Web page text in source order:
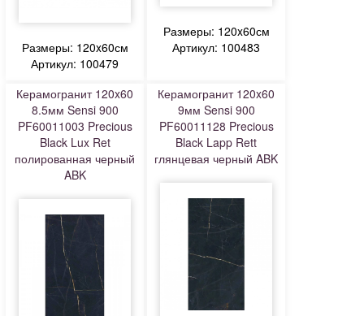
Размеры: 120x60см
Артикул: 100479
Размеры: 120x60см
Артикул: 100483
Керамогранит 120x60
8.5мм Sensi 900
PF60011003 Precious
Black Lux Ret
полированная черный
ABK
Керамогранит 120x60
9мм Sensi 900
PF60011128 Precious
Black Lapp Rett
глянцевая черный ABK